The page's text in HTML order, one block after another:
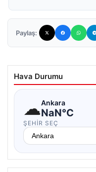
Paylaş:
Hava Durumu
☁Ankara
NaN°C
ŞEHIR SEÇ